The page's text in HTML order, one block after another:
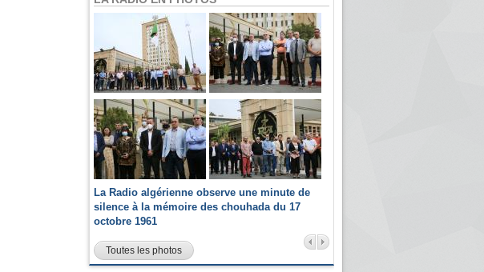
La Radio algérienne observe une minute de
silence à la mémoire des chouhada du 17
octobre 1961
Toutes les photos